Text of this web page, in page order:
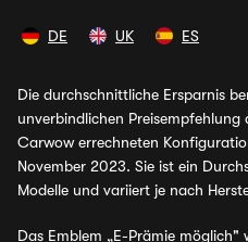
DE UK ES
Die durchschnittliche Ersparnis
unverbindlichen Preisempfehlung
Carwow errechneten
November 2023. Sie ist ein
Modelle und variiert je nach
Das Emblem „E-Prämie